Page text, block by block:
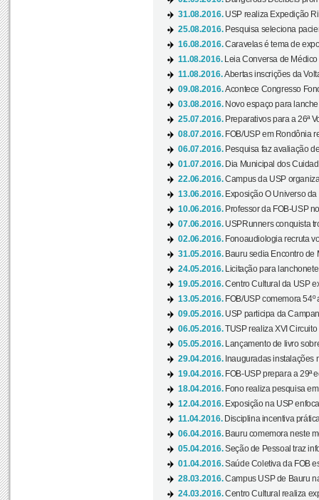
31.08.2016. USP realiza Expedição
25.08.2016. Pesquisa seleciona
16.08.2016.Caravelas é tema de
11.08.2016.
Leia Conversa de
11.08.2016.Abertas inscrições da
09.08.2016.Acontece Congresso
03.08.2016. Novo espaço para
25.07.2016. Preparativos para a 26ª
08.07.2016. FOB/USP em Rondônia
06.07.2016. Pesquisa faz avaliação
01.07.2016. Dia Municipal dos
22.06.2016.Campus da USP
13.06.2016. Exposição O Universo
10.06.2016. Professor da FOB-USP
07.06.2016. USPRunners conquista
02.06.2016. Fonoaudiologia recruta
31.05.2016. Bauru sedia Encontro de
24.05.2016.
Licitação para
19.05.2016.Centro Cultural da USP
13.05.2016. FOB/USP comemora
09.05.2016. USP participa da
06.05.2016.TUSP realiza XVI Circuito
05.05.2016.
Lançamento de livro
29.04.2016. Inauguradas instalações
19.04.2016. FOB-USP prepara a 29ª
18.04.2016. Fono realiza pesquisa
12.04.2016. Exposição na USP
11.04.2016. Disciplina incentiva
06.04.2016. Bauru comemora neste
05.04.2016.Seção de Pessoal traz
01.04.2016.Saúde Coletiva da FOB
28.03.2016.Campus USP de Bauru
24.03.2016.Centro Cultural realiza